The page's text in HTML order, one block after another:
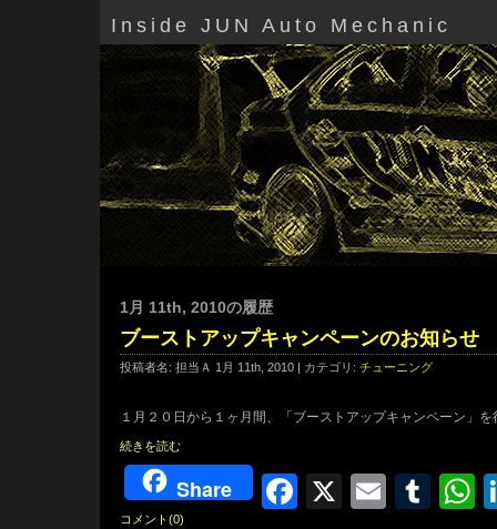
Inside JUN Auto Mechanic
1月 11th, 2010の履歴
ブーストアップキャンペーンのお知らせ
投稿者名: 担当Ａ 1月 11th, 2010 | カテゴリ: チューニング
１月２０日から１ヶ月間、「ブーストアップキャンペーン」を
続きを読む
Share Facebook
X Email
コメント(0)